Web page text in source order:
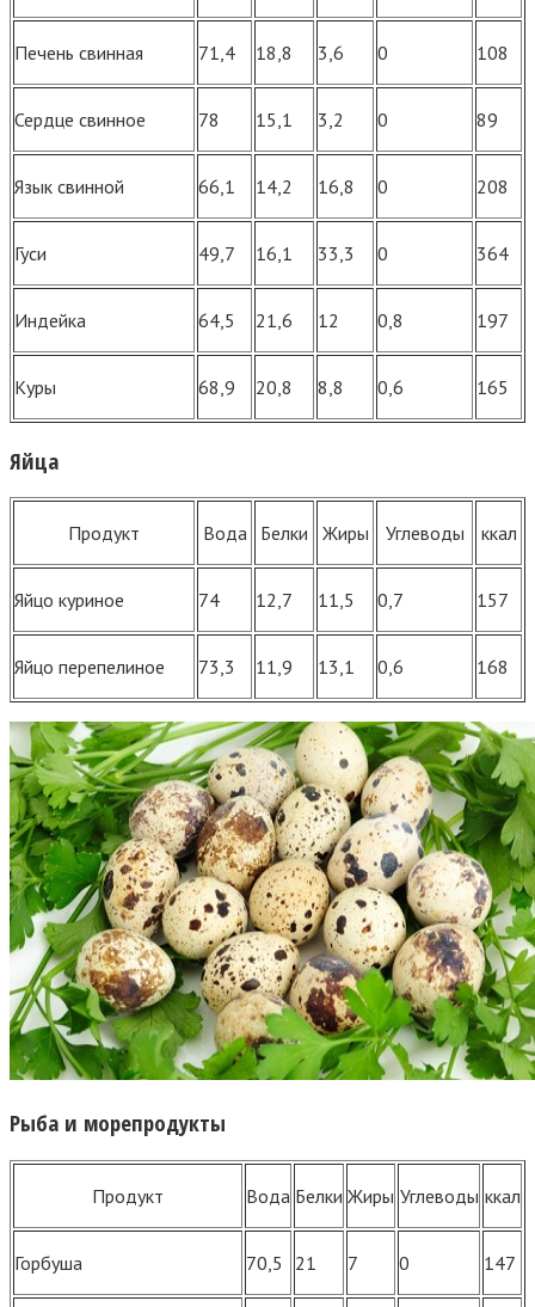
Печень свинная 71,4 18,8 3,6 0 108
Сердце свинное 78 15,1 3,2 0 89
Язык свинной 66,1 14,2 16,8 0 208
Гуси 49,7 16,1 33,3 0 364
Индейка 64,5 21,6 12 0,8 197
Куры 68,9 20,8 8,8 0,6 165
Яйца
Продукт Вода Белки Жиры Углеводы ккал
Яйцо куриное 74 12,7 11,5 0,7 157
Яйцо перепелиное 73,3 11,9 13,1 0,6 168
Рыба и морепродукты
Продукт Вода Белки Жиры Углеводы ккал
Горбуша 70,5 21 7 0 147